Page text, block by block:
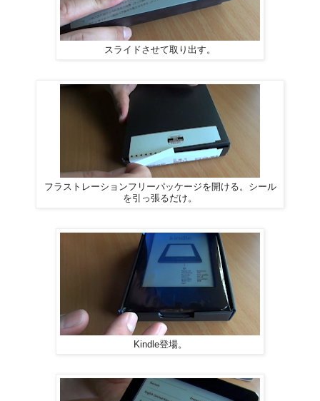
スライドさせて取り出す。
フラストレーションフリーパッケージを開ける。シール
を引っ張るだけ。
Kindle登場。